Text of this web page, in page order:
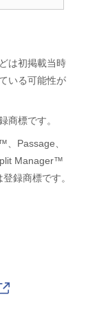
は初掲載当時
いる可能性が
商標です。
Passage、
Manager™
録商標です。